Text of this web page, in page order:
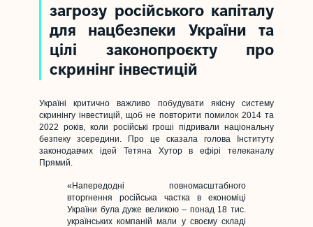
загрозу російського капіталу
для нацбезпеки України та
цілі законопроєкту про
скринінг інвестицій
Україні критично важливо побудувати якісну систему
скринінгу інвестицій, щоб не повторити помилок 2014 та
2022 років, коли російські гроші підривали національну
безпеку зсередини. Про це сказала голова Інституту
законодавчих ідей Тетяна Хутор в ефірі телеканалу
Прямий.
«Напередодні повномасштабного
вторгнення російська частка в економіці
України була дуже великою – понад 18 тис.
українських компаній мали у своєму складі